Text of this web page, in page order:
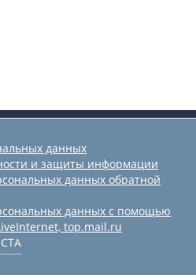
данных
и защиты информации
данных обратной
данных с помощью
top.mail.ru